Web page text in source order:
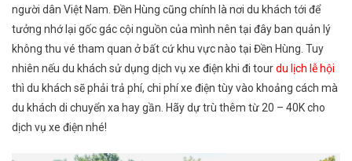
người dân Việt Nam. Đền Hùng cũng chính là nơi du khách tới để
tưởng nhớ lại gốc gác cội nguồn của mình nên tại đây ban quản lý
không thu vé tham quan ở bất cứ khu vực nào tại Đền Hùng. Tuy
nhiên nếu du khách sử dụng dịch vụ xe điện khi đi tourdu lịch lễ hội
thì du khách sẽ phải trả phí, chi phí xe điện tùy vào khoảng cách mà
du khách di chuyển xa hay gần. Hãy dự trù thêm từ 20 – 40K cho
dịch vụ xe điện nhé!